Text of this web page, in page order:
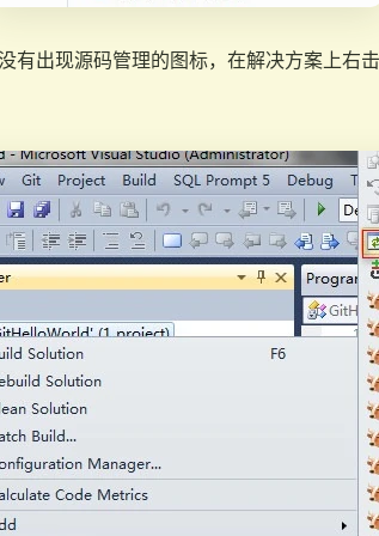
有出现源码管理的图标，在解决方案上右